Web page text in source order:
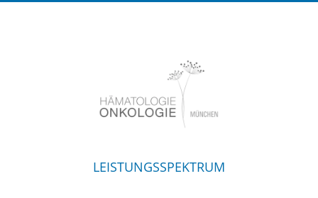
LEISTUNGSSPEKTRUM